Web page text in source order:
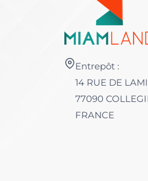
Entrepôt :
14 RUE DE
77090
FRANCE